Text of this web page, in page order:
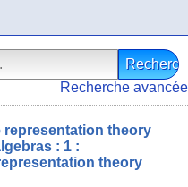
Recherche avancée
representation theory
: 1 :
theory